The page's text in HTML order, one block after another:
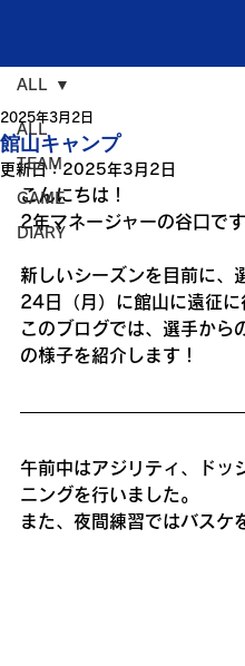
ALL
TEAM
GAME
DIARY
ALL
館山キャンプ
2025年3月2日
更新日：2025年3月2日
こんにちは！
2年マネージャーの谷口です
新しいシーズンを目前に
24日（月）に館山に遠征に
このブログでは、選手から
の様子を紹介します！
午前中はアジリティ、ドッ
ニングを行いました。
また、夜間練習ではバスケ